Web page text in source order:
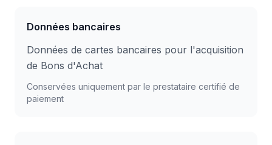
Données bancaires
Données de cartes bancaires pour l'acquisition
de Bons d'Achat
Conservées uniquement par le prestataire certifié de
paiement